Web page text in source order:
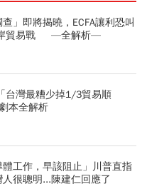
」即將揭曉，ECFA讓利恐叫
岸貿易戰 —全解析—
台灣最糟少掉1/3貿易順
本全解析
體工作，早該阻止」川普直指
很聰明...陳建仁回應了